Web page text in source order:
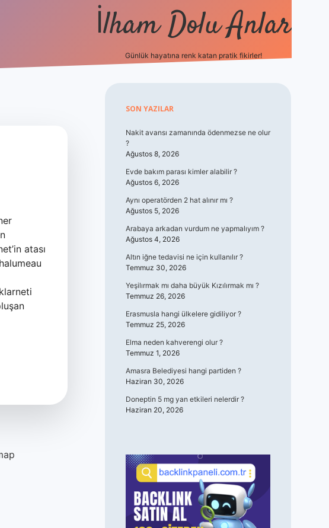
İlham Dolu Anlar
Günlük hayatına renk katan pratik fikirler!
atası
Sidebar
SON YAZILAR
Nakit avansı zamanında ödenmezse ne olur
?
Ağustos 8, 2026
Evde bakım parası kimler alabilir ?
Ağustos 6, 2026
Aynı operatörden 2 hat alınır mı ?
Ağustos 5, 2026
Arabaya arkadan vurdum ne yapmalıyım ?
Ağustos 4, 2026
Altın iğne tedavisi ne için kullanılır ?
Temmuz 30, 2026
Yeşilırmak mı daha büyük Kızılırmak mı ?
Temmuz 26, 2026
Erasmusla hangi ülkelere gidiliyor ?
Temmuz 25, 2026
Elma neden kahverengi olur ?
Temmuz 1, 2026
Amasra Belediyesi hangi partiden ?
Haziran 30, 2026
Doneptin 5 mg yan etkileri nelerdir ?
Haziran 20, 2026